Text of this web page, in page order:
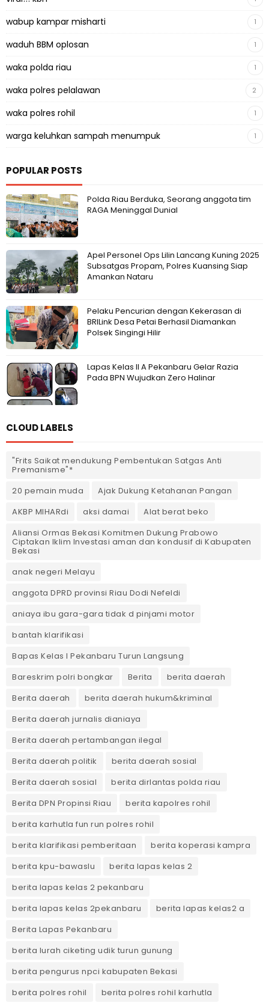
wabup kampar misharti 1
waduh BBM oplosan 1
waka polda riau 1
waka polres pelalawan 2
waka polres rohil 1
warga keluhkan sampah menumpuk 1
POPULAR POSTS
Polda Riau Berduka, Seorang anggota tim
RAGA Meninggal Dunial
Apel Personel Ops Lilin Lancang Kuning 2025
Subsatgas Propam, Polres Kuansing Siap
Amankan Nataru
Pelaku Pencurian dengan Kekerasan di
BRILink Desa Petai Berhasil Diamankan
Polsek Singingi Hilir
Lapas Kelas II A Pekanbaru Gelar Razia
Pada BPN Wujudkan Zero Halinar
CLOUD LABELS
"Frits Saikat mendukung Pembentukan Satgas Anti
Premanisme"*
20 pemain muda
Ajak Dukung Ketahanan Pangan
AKBP MIHARdi
aksi damai
Alat berat beko
Aliansi Ormas Bekasi Komitmen Dukung Prabowo
Ciptakan Iklim Investasi aman dan kondusif di Kabupaten
Bekasi
anak negeri Melayu
anggota DPRD provinsi Riau Dodi Nefeldi
aniaya ibu gara-gara tidak d pinjami motor
bantah klarifikasi
Bapas Kelas I Pekanbaru Turun Langsung
Bareskrim polri bongkar
Berita
berita daerah
Berita daerah
berita daerah hukum&kriminal
Berita daerah jurnalis dianiaya
Berita daerah pertambangan ilegal
Berita daerah politik
berita daerah sosial
Berita daerah sosial
berita dirlantas polda riau
Berita DPN Propinsi Riau
berita kapolres rohil
berita karhutla fun run polres rohil
berita klarifikasi pemberitaan
berita koperasi kampra
berita kpu-bawaslu
berita lapas kelas 2
berita lapas kelas 2 pekanbaru
berita lapas kelas 2pekanbaru
berita lapas kelas2 a
Berita Lapas Pekanbaru
berita lurah ciketing udik turun gunung
berita pengurus npci kabupaten Bekasi
berita polres rohil
berita polres rohil karhutla